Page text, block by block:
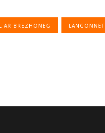
AR BREZHONEG LANGONNET